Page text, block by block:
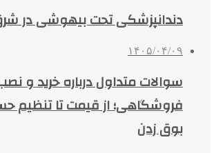
دندانپزشکی تحت بیهوشی در
۱۴۰۵/۰۴/۰۹
سوالات متداول درباره خرید و
فروشگاهی؛ از قیمت تا تنظیم
بوق زدن